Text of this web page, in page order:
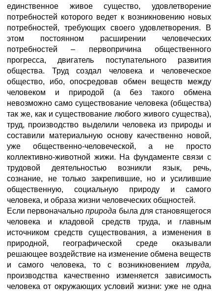
единственное живое существо, удовлетворение
потребностей которого ведет к возникновению новых
потребностей, требующих своего удовлетворения. В
этом постоянном расширении человеческих
потребностей – первопричина общественного
прогресса, двигатель поступательного развития
общества. Труд создал человека и человеческое
общество, ибо, опосредовав обмен веществ между
человеком и природой (а без такого обмена
невозможно само существование человека (общества)
так же, как и существование любого живого существа),
труд, производство выделили человека из природы и
составили материальную основу качественно новой,
уже общественно-человеческой, а не просто
коллективно-животной жижи. На фундаменте связи с
трудовой деятельностью возникли язык, речь,
сознание, не только закрепившие, но и усилившие
общественную, социальную природу и самого
человека, и образа жизни человеческих общностей.
Если первоначальноприрода была для становящегося
человека и кладовой средств труда, и главным
источником средств существования, а изменения в
природной, географической среде оказывали
решающее воздействие на изменение обмена веществ
и самого человека, то с возникновением труда,
производства качественно изменяется зависимость
человека от окружающих условий жизни: уже не одна